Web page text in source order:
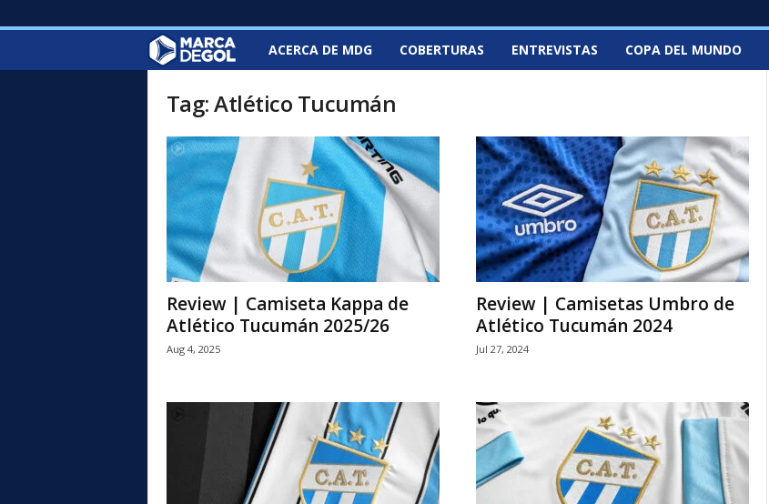
d
G
l
ACERCA DE MDG COBERTURAS ENTREVISTAS COPA DEL MUNDO
Tag: Atlético Tucumán
Review | Camiseta Kappa de
Atlético Tucumán 2025/26
Aug 4, 2025
Review | Camisetas Umbro de
Atlético Tucumán 2024
Jul 27, 2024